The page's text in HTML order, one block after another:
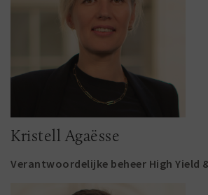
Kristell Agaësse
Verantwoordelijke beheer High Yield